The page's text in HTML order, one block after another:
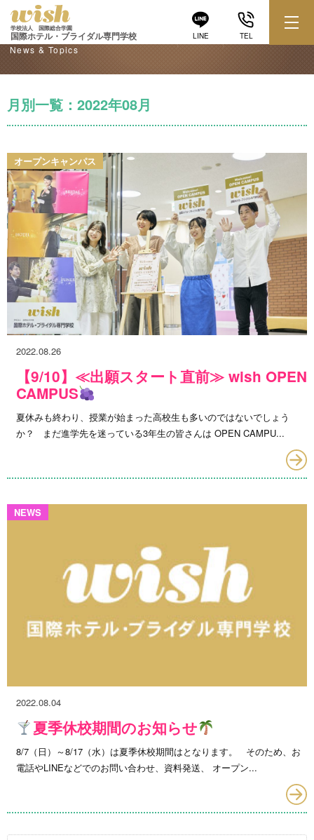
LINE TEL
学校法人 国際総合学園
国際ホテル・ブライダル専門学校
学校からのお知らせ
News & Topics
月別一覧：2022年08月
オープンキャンパス
2022.08.26
【9/10】≪出願スタート直前≫ wish OPEN
CAMPUS
夏休みも終わり、授業が始まった高校生も多いのではないでしょう
か？ まだ進学先を迷っている3年生の皆さんは OPEN CAMPU...
NEWS
2022.08.04
夏季休校期間のお知らせ
8/7（日）～8/17（水）は夏季休校期間はとなります。 そのため、お
電話やLINEなどでのお問い合わせ、資料発送、 オープン...